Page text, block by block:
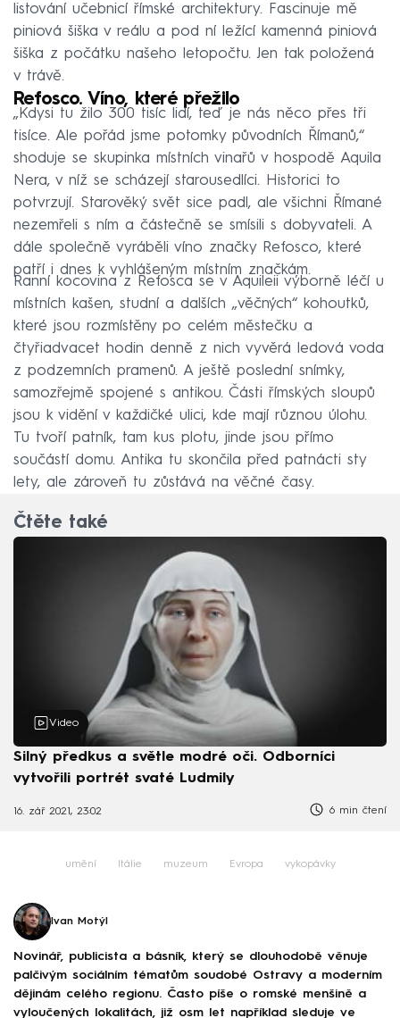
listování učebnicí římské architektury. Fascinuje mě
piniová šiška v reálu a pod ní ležící kamenná piniová
šiška z počátku našeho letopočtu. Jen tak položená
v trávě.
Refosco. Víno, které přežilo
„Kdysi tu žilo 300 tisíc lidí, teď je nás něco přes tři
tisíce. Ale pořád jsme potomky původních Římanů,“
shoduje se skupinka místních vinařů v hospodě Aquila
Nera, v níž se scházejí starousedlíci. Historici to
potvrzují. Starověký svět sice padl, ale všichni Římané
nezemřeli s ním a částečně se smísili s dobyvateli. A
dále společně vyráběli víno značky Refosco, které
patří i dnes k vyhlášeným místním značkám.
Ranní kocovina z Refosca se v Aquileii výborně léčí u
místních kašen, studní a dalších „věčných“ kohoutků,
které jsou rozmístěny po celém městečku a
čtyřiadvacet hodin denně z nich vyvěrá ledová voda
z podzemních pramenů. A ještě poslední snímky,
samozřejmě spojené s antikou. Části římských sloupů
jsou k vidění v každičké ulici, kde mají různou úlohu.
Tu tvoří patník, tam kus plotu, jinde jsou přímo
součástí domu. Antika tu skončila před patnácti sty
lety, ale zároveň tu zůstává na věčné časy.
Čtěte také
Video
Silný předkus a světle modré oči. Odborníci
vytvořili portrét svaté Ludmily
16. zář 2021, 23:02 6 min čtení
umění Itálie muzeum Evropa vykopávky
Ivan Motýl
Novinář, publicista a básník, který se dlouhodobě věnuje
palčivým sociálním tématům soudobé Ostravy a moderním
dějinám celého regionu. Často píše o romské menšině a
vyloučených lokalitách, již osm let například sleduje ve